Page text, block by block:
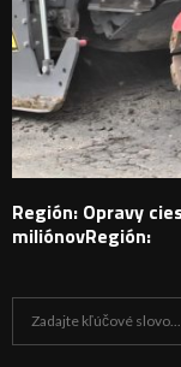
Región: Opravy
miliónovRegión: